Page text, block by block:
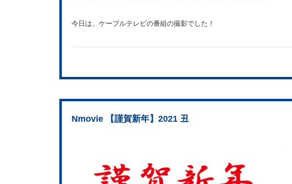
今日は、ケーブルテレビの番組の撮影でした！
Nmovie 【謹賀新年】2021 丑